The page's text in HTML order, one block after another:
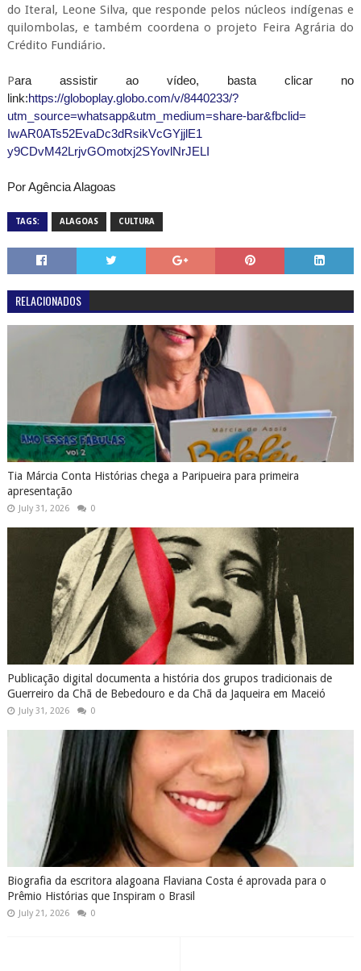
do Iteral, Leone Silva, que responde pelos núcleos indígenas e
quilombolas, e também coordena o projeto Feira Agrária do
Crédito Fundiário.
Para assistir ao vídeo, basta clicar no
link:https://globoplay.globo.com/v/8440233/?
utm_source=whatsapp&utm_medium=share-bar&fbclid=
IwAR0ATs52EvaDc3dRsikVcGYjjlE1
y9CDvM42LrjvGOmotxj2SYovlNrJELI
Por Agência Alagoas
TAGS: ALAGOAS CULTURA
RELACIONADOS
Tia Márcia Conta Histórias chega a Paripueira para primeira
apresentação
July 31, 2026 0
Publicação digital documenta a história dos grupos tradicionais de
Guerreiro da Chã de Bebedouro e da Chã da Jaqueira em Maceió
July 31, 2026 0
Biografia da escritora alagoana Flaviana Costa é aprovada para o
Prêmio Histórias que Inspiram o Brasil
July 21, 2026 0